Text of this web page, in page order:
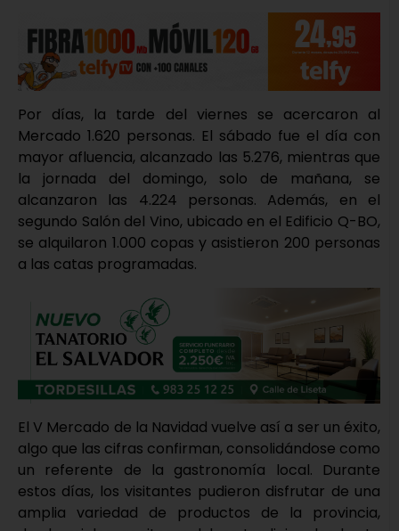
Por días, la tarde del viernes se acercaron al
Mercado 1.620 personas. El sábado fue el día con
mayor afluencia, alcanzado las 5.276, mientras que
la jornada del domingo, solo de mañana, se
alcanzaron las 4.224 personas. Además, en el
segundo Salón del Vino, ubicado en el Edificio Q-BO,
se alquilaron 1.000 copas y asistieron 200 personas
a las catas programadas.
El V Mercado de la Navidad vuelve así a ser un éxito,
algo que las cifras confirman, consolidándose como
un referente de la gastronomía local. Durante
estos días, los visitantes pudieron disfrutar de una
amplia variedad de productos de la provincia,